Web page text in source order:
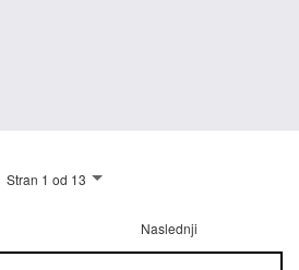
Stran 1 od 13
Naslednji